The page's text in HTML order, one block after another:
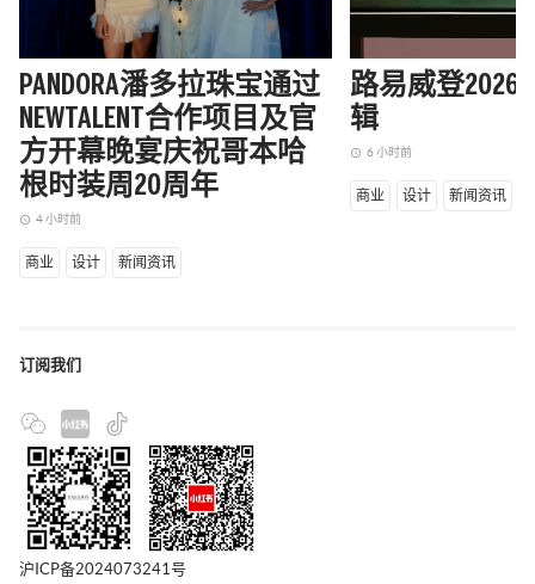
PANDORA潘多拉珠宝通过
NEWTALENT合作项目及官
方开幕晚宴庆祝哥本哈
根时装周20周年
access_time 4 小时前
商业 设计 新闻资讯
路易威登2026
辑
access_time 6 小时前
商业 设计 新闻资讯
订阅我们
沪ICP备2024073241号